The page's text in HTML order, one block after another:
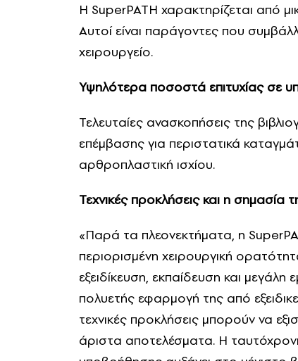
Η SuperPATH χαρακτηρίζεται από
Αυτοί είναι παράγοντες που
χειρουργείο.
Υψηλότερα ποσοστά επιτυχίας σε
Τελευταίες ανασκοπήσεις της
επέμβασης για περιστατικά
αρθροπλαστική ισχίου.
Τεχνικές προκλήσεις και η σημασία
«Παρά τα πλεονεκτήματα, η
περιορισμένη χειρουργική
εξειδίκευση, εκπαίδευση και
πολυετής εφαρμογή της από
τεχνικές προκλήσεις μπορούν να
άριστα αποτελέσματα. Η